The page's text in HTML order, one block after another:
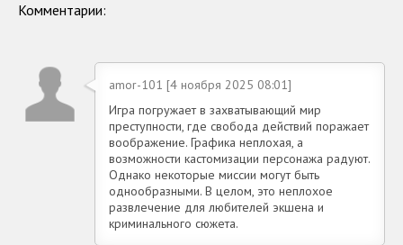
Комментарии:
amor-101 [4 ноября 2025 08:01]
Игра погружает в захватывающий мир
преступности, где свобода действий поражает
воображение. Графика неплохая, а
возможности кастомизации персонажа радуют.
Однако некоторые миссии могут быть
однообразными. В целом, это неплохое
развлечение для любителей экшена и
криминального сюжета.